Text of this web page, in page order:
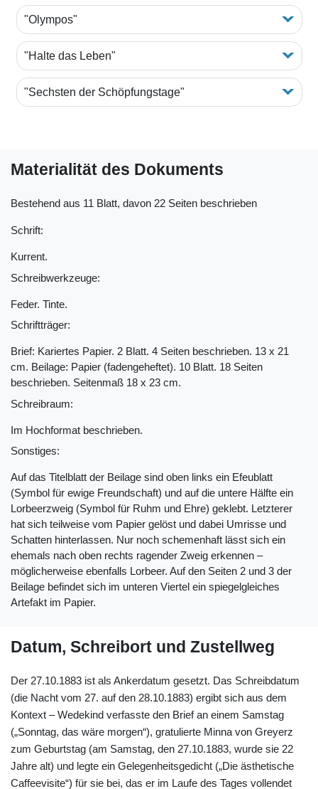
"Olympos"
"Halte das Leben"
"Sechsten der Schöpfungstage"
Materialität des Dokuments
Bestehend aus 11 Blatt, davon 22 Seiten beschrieben
Schrift:
Kurrent.
Schreibwerkzeuge:
Feder. Tinte.
Schriftträger:
Brief: Kariertes Papier. 2 Blatt. 4 Seiten beschrieben. 13 x 21
cm. Beilage: Papier (fadengeheftet). 10 Blatt. 18 Seiten
beschrieben. Seitenmaß 18 x 23 cm.
Schreibraum:
Im Hochformat beschrieben.
Sonstiges:
Auf das Titelblatt der Beilage sind oben links ein Efeublatt
(Symbol für ewige Freundschaft) und auf die untere Hälfte ein
Lorbeerzweig (Symbol für Ruhm und Ehre) geklebt. Letzterer
hat sich teilweise vom Papier gelöst und dabei Umrisse und
Schatten hinterlassen. Nur noch schemenhaft lässt sich ein
ehemals nach oben rechts ragender Zweig erkennen –
möglicherweise ebenfalls Lorbeer. Auf den Seiten 2 und 3 der
Beilage befindet sich im unteren Viertel ein spiegelgleiches
Artefakt im Papier.
Datum, Schreibort und Zustellweg
Der 27.10.1883 ist als Ankerdatum gesetzt. Das Schreibdatum
(die Nacht vom 27. auf den 28.10.1883) ergibt sich aus dem
Kontext – Wedekind verfasste den Brief an einem Samstag
(„Sonntag, das wäre morgen“), gratulierte Minna von Greyerz
zum Geburtstag (am Samstag, den 27.10.1883, wurde sie 22
Jahre alt) und legte ein Gelegenheitsgedicht („Die ästhetische
Caffeevisite“) für sie bei, das er im Laufe des Tages vollendet